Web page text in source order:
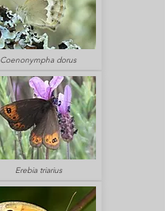
Coenonympha dorus
Erebia triarius